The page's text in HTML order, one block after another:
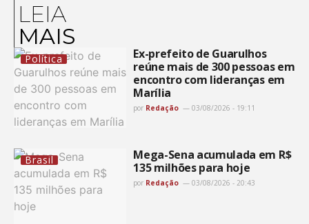
LEIA
MAIS
Política
Ex-prefeito de Guarulhos
reúne mais de 300 pessoas em
encontro com lideranças em
Marília
por Redação 03/08/2026 - 19:11
Brasil
Mega-Sena acumulada em R$
135 milhões para hoje
por Redação 03/08/2026 - 20:43